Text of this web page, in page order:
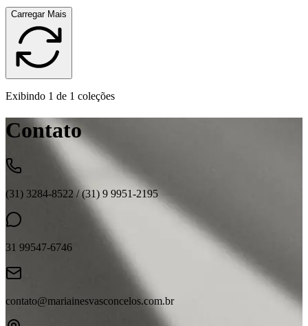
Carregar Mais
Exibindo 1 de 1 coleções
Contato
(31) 3284-8522 / (31) 9 9951-2195
31 99547-6746
contato@mariainesvasconcelos.com.br